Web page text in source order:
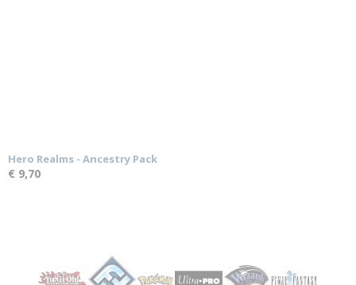
Hero Realms - Ancestry Pack
€ 9,70